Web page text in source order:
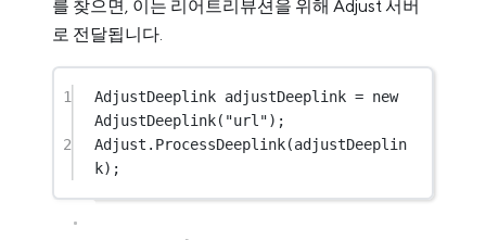
를 찾으면, 이는 리어트리뷰션을 위해 Adjust 서버
로 전달됩니다.
1 AdjustDeeplink adjustDeeplink = new
AdjustDeeplink( "url");
2
Adjust. ProcessDeeplink(adjustDeeplin
k);